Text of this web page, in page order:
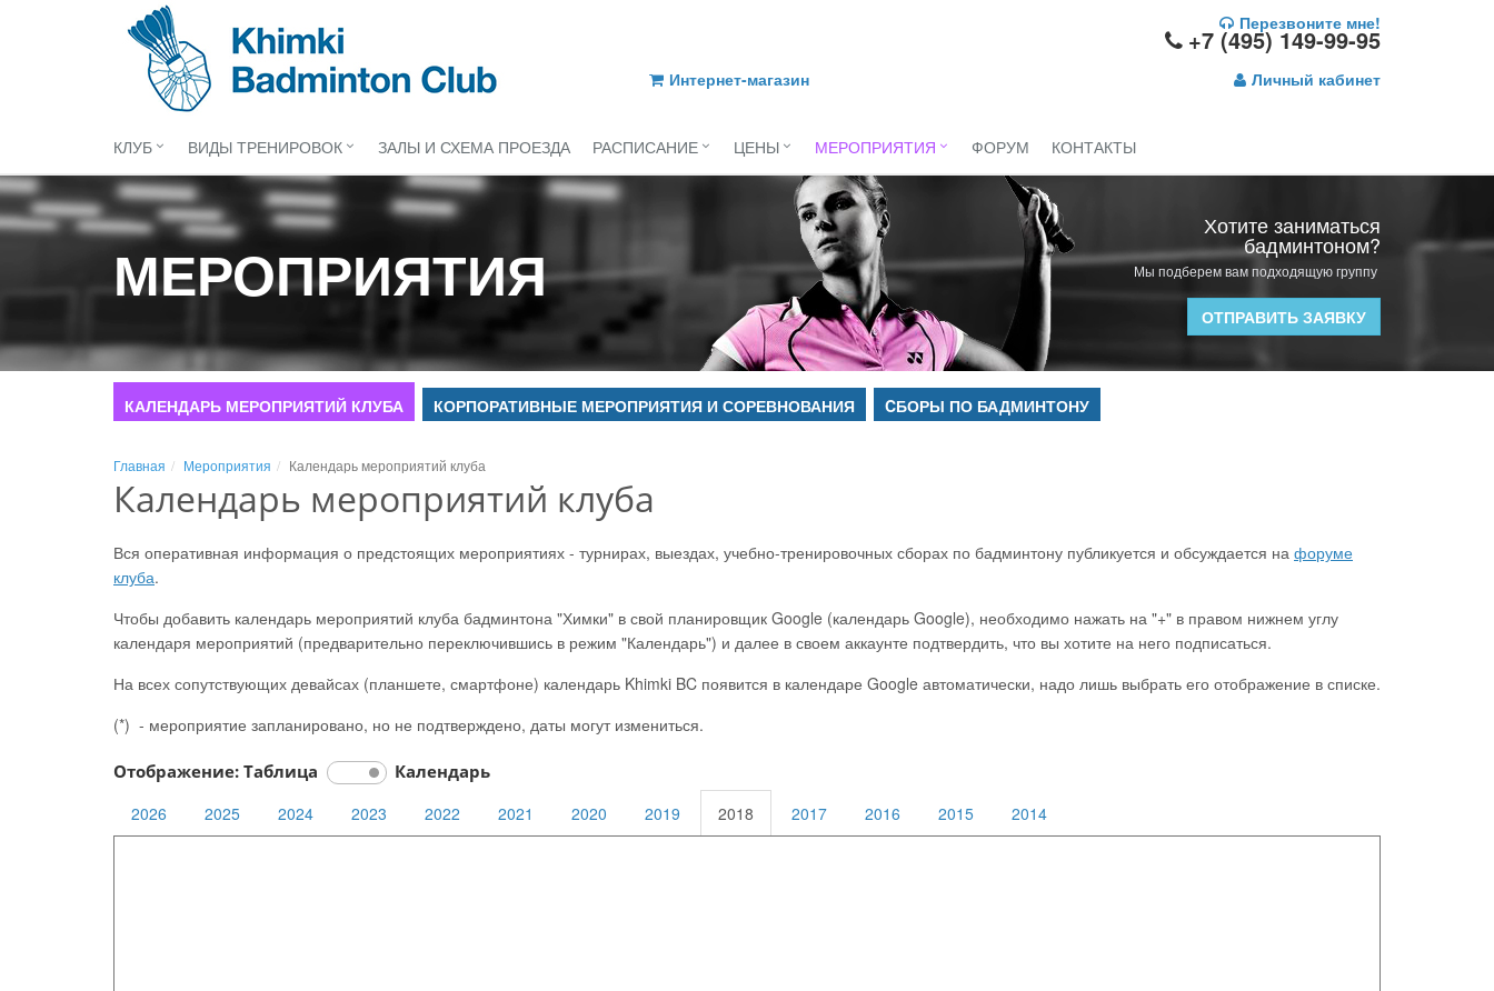
+7 (495) 149-99-95
Перезвоните мне!
Интернет-магазин Личный кабинет
КЛУБ ВИДЫ ТРЕНИРОВОК ЗАЛЫ И СХЕМА ПРОЕЗДА РАСПИСАНИЕ ЦЕНЫ МЕРОПРИЯТИЯ ФОРУМ КОНТАКТЫ
МЕРОПРИЯТИЯ
Хотите заниматься
бадминтоном?
Мы подберем вам подходящую группу
ОТПРАВИТЬ ЗАЯВКУ
КАЛЕНДАРЬ МЕРОПРИЯТИЙ КЛУБА КОРПОРАТИВНЫЕ МЕРОПРИЯТИЯ И СОРЕВНОВАНИЯ CБОРЫ ПО БАДМИНТОНУ
Главная Мероприятия Календарь мероприятий клуба
Календарь мероприятий клуба
Вся оперативная информация о предстоящих мероприятиях - турнирах, выездах, учебно-тренировочных сборах по бадминтону публикуется и обсуждается на форуме
клуба.
Чтобы добавить календарь мероприятий клуба бадминтона "Химки" в свой планировщик Google (календарь Google), необходимо нажать на "+" в правом нижнем углу
календаря мероприятий (предварительно переключившись в режим "Календарь") и далее в своем аккаунте подтвердить, что вы хотите на него подписаться.
На всех сопутствующих девайсах (планшете, смартфоне) календарь Khimki BC появится в календаре Google автоматически, надо лишь выбрать его отображение в списке.
(*) - мероприятие запланировано, но не подтверждено, даты могут измениться.
Отображение: Таблица
Календарь
2026
2025 2024 2023 2022 2021 2020 2019 2018 2017 2016 2015 2014